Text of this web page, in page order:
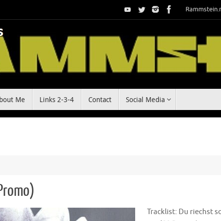
Me Links 2-3-4 Contact Social Media
Tracklist: Du riechst